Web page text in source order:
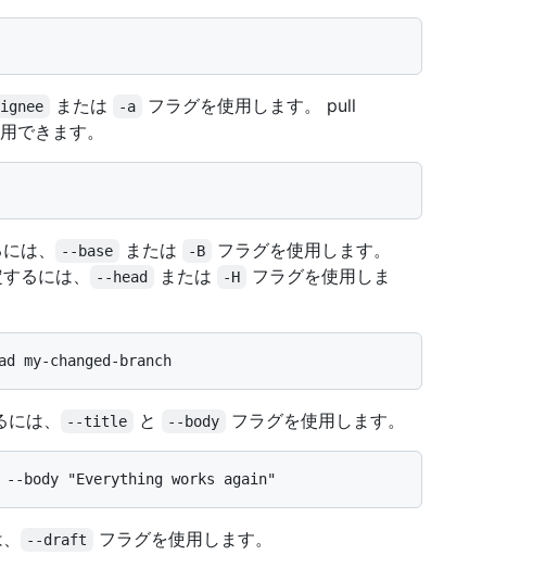
または -a
フラグを使用します。 pull
できます。
は、 --base または -B
フラグを使用します。
るには、
--head または -H
フラグを使用しま
は、 --title と --body フラグを使用します。
--draft フラグを使用します。